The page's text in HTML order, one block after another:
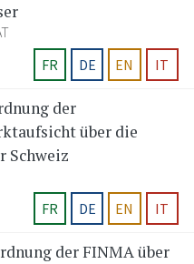
FR
DE EN IT
der
über die
Schweiz
FR
DE EN IT
der FINMA über